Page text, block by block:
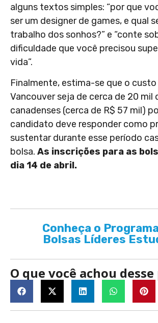
alguns textos simples: “por que
ser um designer de games, e qual
trabalho dos sonhos?” e “conte
dificuldade que você precisou
vida”.
Finalmente, estima-se que o
Vancouver seja de cerca de 20 mil
canadenses (cerca de R$ 57 mil)
candidato deve responder como
sustentar durante esse período
bolsa. As inscrições para as
dia 14 de abril.
Conheça o
Bolsas Líderes
O que você achou desse